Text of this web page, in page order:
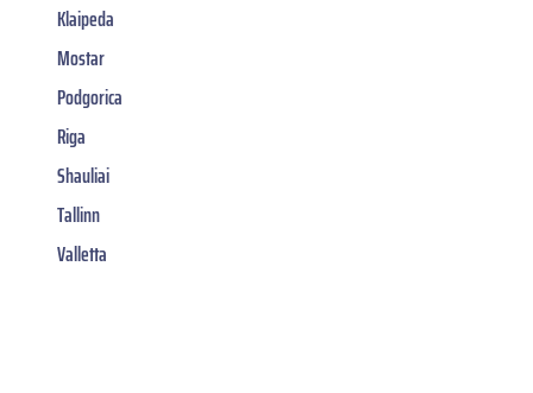
Klaipeda
Mostar
Podgorica
Riga
Shauliai
Tallinn
Valletta